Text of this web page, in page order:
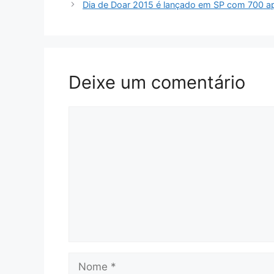
Dia de Doar 2015 é lançado em SP com 700
Deixe um comentário